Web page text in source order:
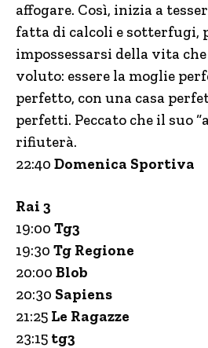
affogare. Così, inizia a
fatta di calcoli e sotterfugi,
impossessarsi della vita
voluto: essere la moglie
perfetto, con una casa
perfetti. Peccato che il suo
rifiuterà.
22:40 Domenica Sportiva
Rai 3
19:00 Tg3
19:30 Tg Regione
20:00 Blob
20:30 Sapiens
21:25 Le Ragazze
23:15 tg3